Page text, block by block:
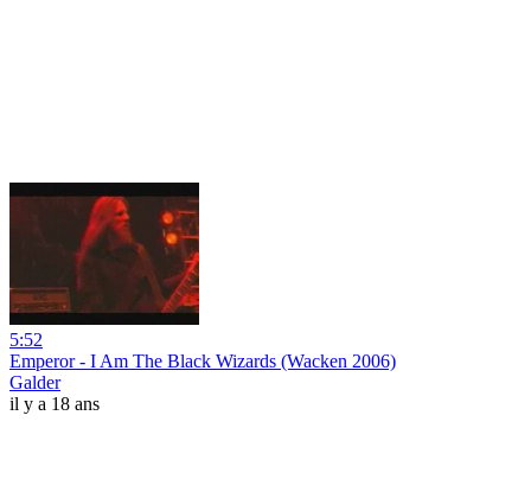
5:52
Emperor - I Am The Black Wizards (Wacken 2006)
Galder
il y a 18 ans